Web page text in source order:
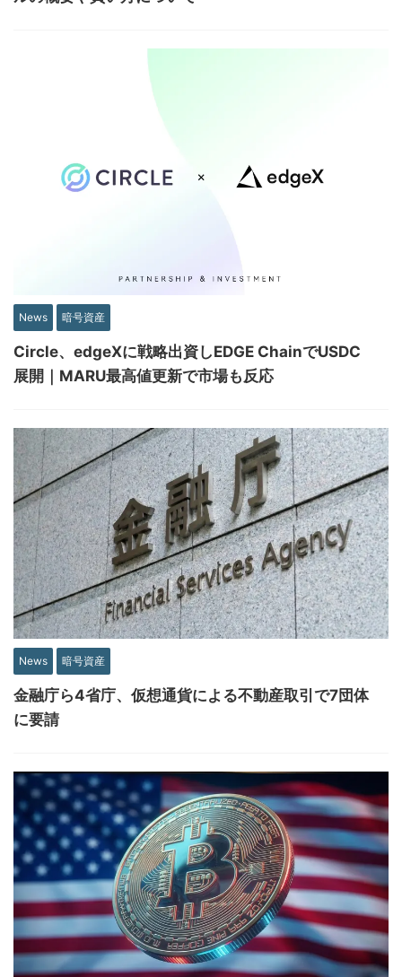
News 暗号資産
Circle、edgeXに戦略出資しEDGE ChainでUSDC
展開｜MARU最高値更新で市場も反応
News 暗号資産
金融庁ら4省庁、仮想通貨による不動産取引で7団体
に要請